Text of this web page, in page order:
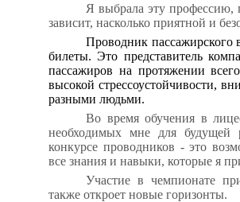
Я выбрала эту профессию,
зависит, насколько приятной и
Проводник
билеты. Это представитель
пассажиров на протяжении
высокой стрессоустойчивости,
разными людьми.
Во время обучения в
необходимых мне для будущей
конкурсе проводников - это
все знания и навыки, которые я
Участие в чемпионате
также откроет новые горизонты.